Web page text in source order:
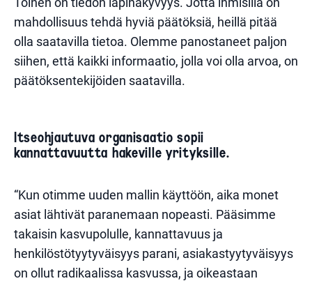
mahdollisuus tehdä hyviä päätöksiä, heillä pitää
olla saatavilla tietoa. Olemme panostaneet paljon
siihen, että kaikki informaatio, jolla voi olla arvoa, on
päätöksentekijöiden saatavilla.
Itseohjautuva organisaatio sopii
kannattavuutta hakeville yrityksille.
“Kun otimme uuden mallin käyttöön, aika monet
asiat lähtivät paranemaan nopeasti. Pääsimme
takaisin kasvupolulle, kannattavuus ja
henkilöstötyytyväisyys parani, asiakastyytyväisyys
on ollut radikaalissa kasvussa, ja oikeastaan